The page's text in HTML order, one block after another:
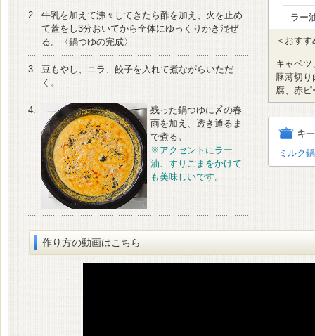
2. 牛乳を加えて沸々してきたら酢を加え、火を止め
て蓋をし3分おいてから全体にゆっくりかき混ぜ
る。〈鍋つゆの完成〉
3. 豆もやし、ニラ、餃子を入れて煮ながらいただ
く。
4.
残った鍋つゆに〆の春
雨を加え、透き通るま
で煮る。
※アクセントにラー
油、すりごまをかけて
も美味しいです。
ラー
＜おす
キャベ
豚薄切
腐、赤ピ
ミルク鍋
作り方の動画はこちら